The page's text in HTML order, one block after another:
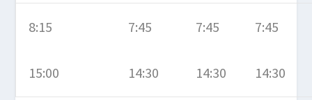
8:15
15:00
7:45
14:30
7:45
14:30
7:45
14:30